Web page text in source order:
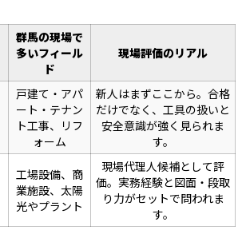
群馬の現場で
多いフィール
ド
現場評価のリアル
戸建て・アパ
ート・テナン
ト工事、リフ
ォーム
新人はまずここから。合格
だけでなく、工具の扱いと
安全意識が強く見られま
す。
工場設備、商
業施設、太陽
光やプラント
現場代理人候補として評
価。実務経験と図面・段取
り力がセットで問われま
す。